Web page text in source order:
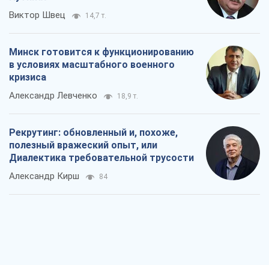
Виктор Швец 14,7 т.
Минск готовится к функционированию
в условиях масштабного военного
кризиса
Александр Левченко 18,9 т.
Рекрутинг: обновленный и, похоже,
полезный вражеский опыт, или
Диалектика требовательной трусости
Александр Кирш 84